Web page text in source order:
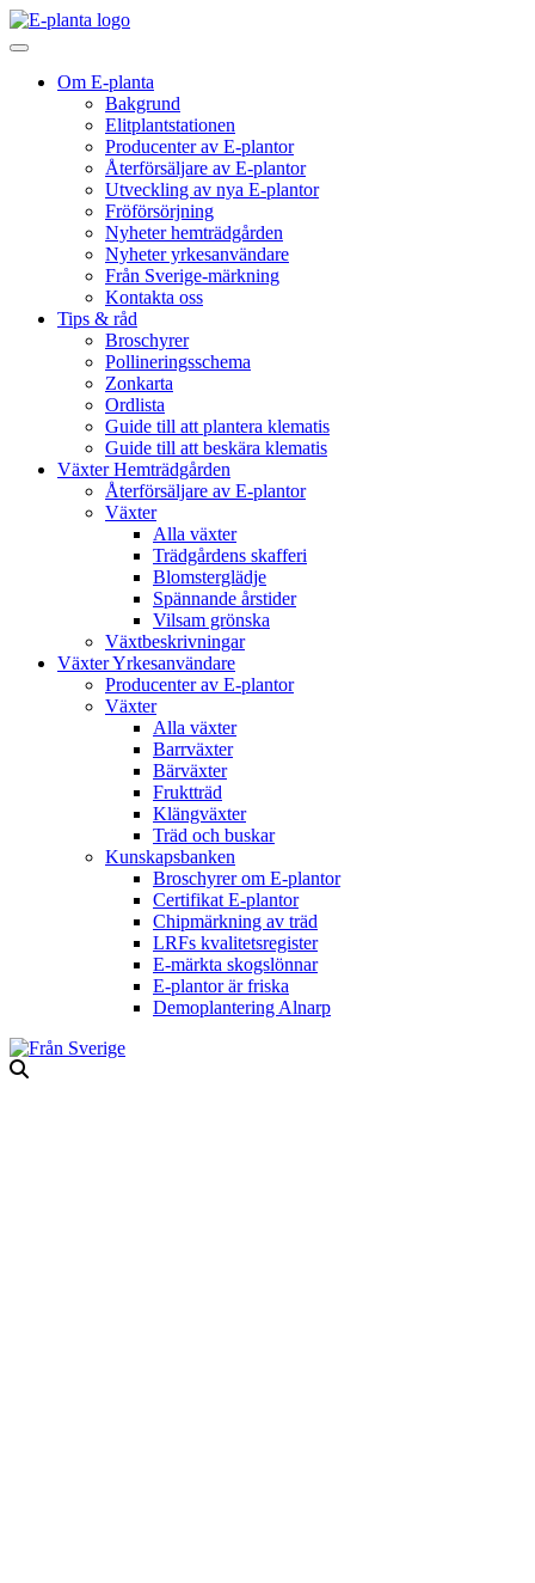
Hoppa till innehåll
Huvudnavigering
Om E-planta
Bakgrund
Elitplantstationen
Producenter av E-plantor
Återförsäljare av E-plantor
Utveckling av nya E-plantor
Fröförsörjning
Nyheter hemträdgården
Nyheter yrkesanvändare
Från Sverige-märkning
Kontakta oss
Tips & råd
Broschyrer
Pollineringsschema
Zonkarta
Ordlista
Guide till att plantera klematis
Guide till att beskära klematis
Växter Hemträdgården
Återförsäljare av E-plantor
Växter
Alla växter
Trädgårdens skafferi
Blomsterglädje
Spännande årstider
Vilsam grönska
Växtbeskrivningar
Växter Yrkesanvändare
Producenter av E-plantor
Växter
Alla växter
Barrväxter
Bärväxter
Fruktträd
Klängväxter
Träd och buskar
Kunskapsbanken
Broschyrer om E-plantor
Certifikat E-plantor
Chipmärkning av träd
LRFs kvalitetsregister
E-märkta skogslönnar
E-plantor är friska
Demoplantering Alnarp